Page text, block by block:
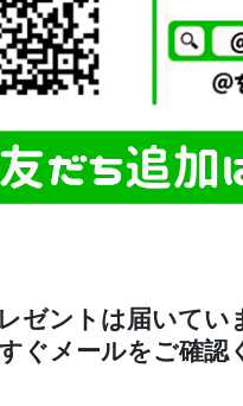
ゼントは届いてい
ぐメールをご確認